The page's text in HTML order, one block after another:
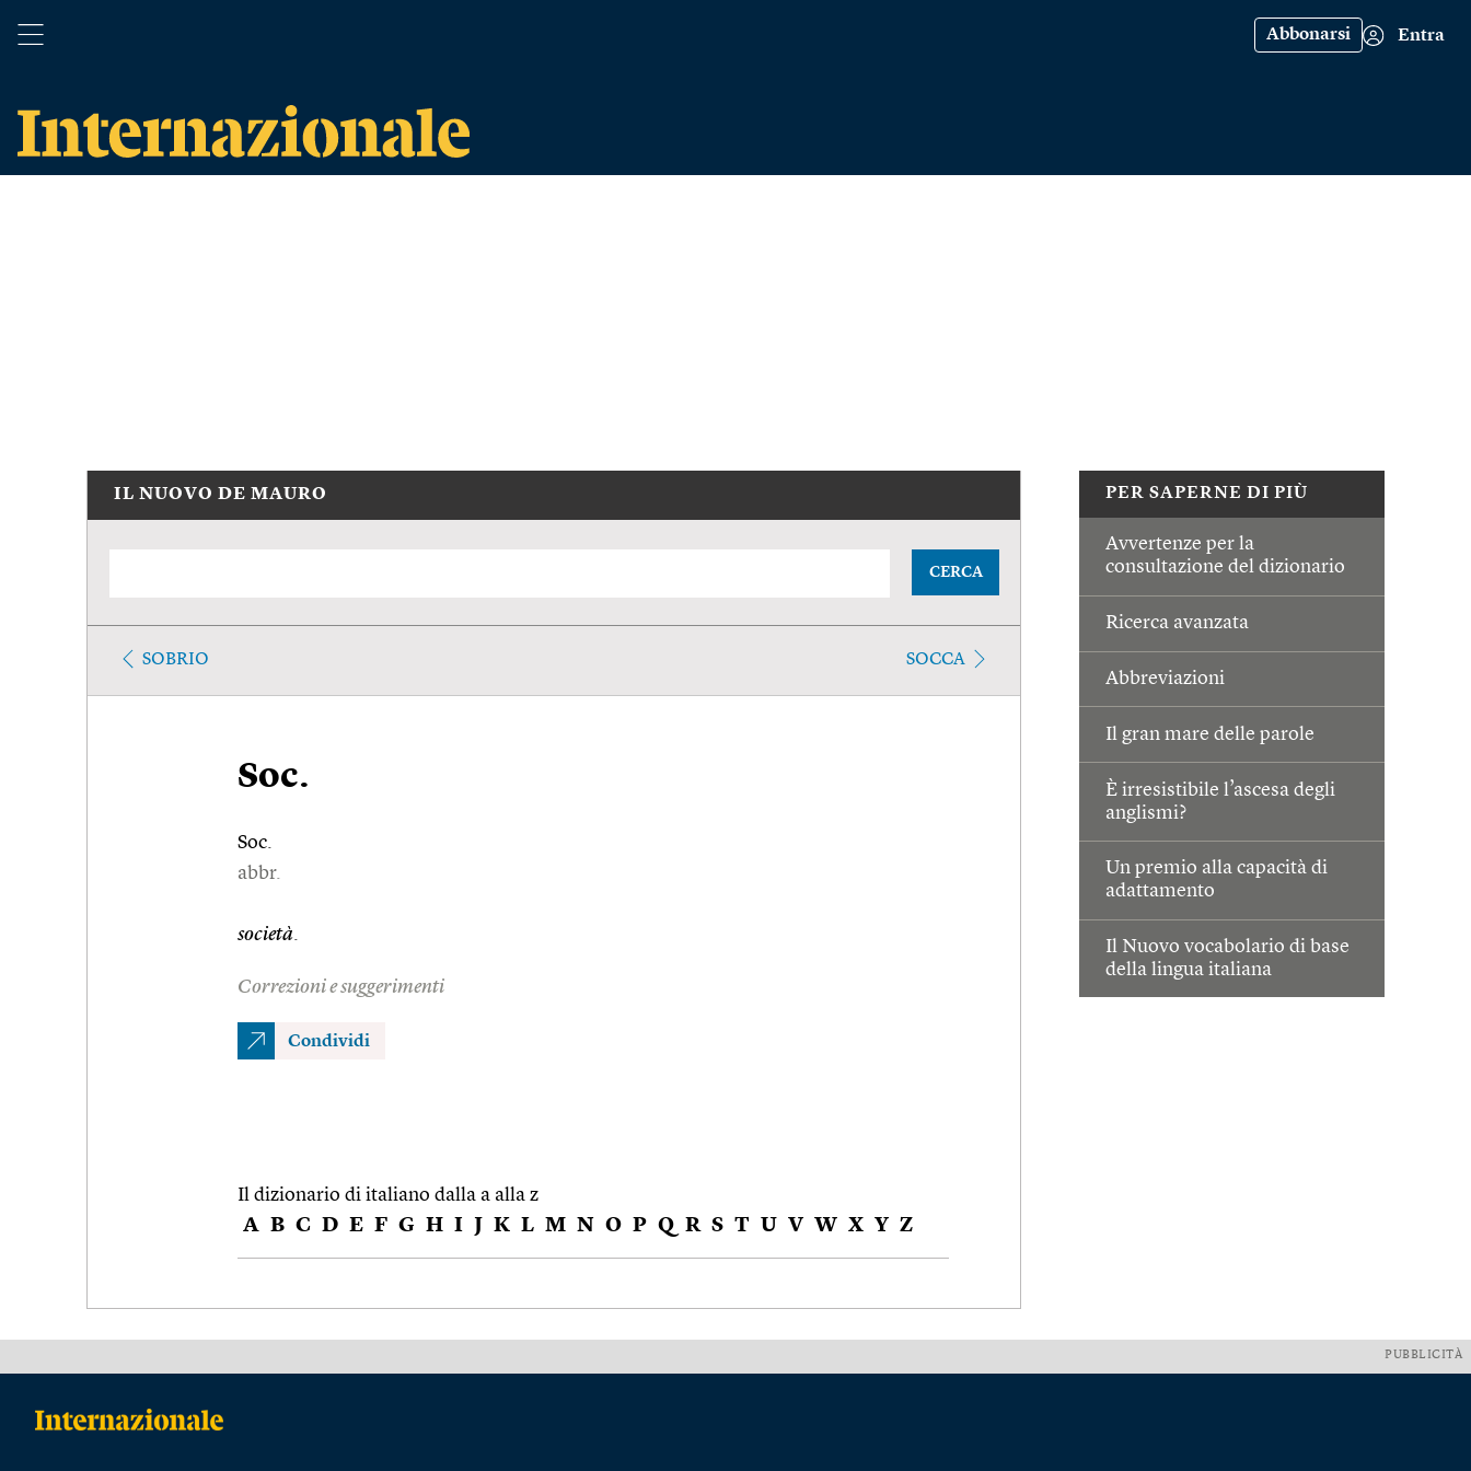
Abbonarsi Entra
PER SAPERNE DI PIÙ
Avvertenze per la
consultazione del dizionario
Ricerca avanzata
Abbreviazioni
Il gran mare delle parole
È irresistibile l’ascesa degli
anglismi?
Un premio alla capacità di
adattamento
Il Nuovo vocabolario di base
della lingua italiana
IL NUOVO DE MAURO
CERCA
SOBRIO SOCCA
Soc.
Soc.
abbr.
società.
Correzioni e suggerimenti
Condividi
Il dizionario di italiano dalla a alla z
A B C D E F G H I J K L M N O P Q R S T U V W X Y Z
PUBBLICITÀ